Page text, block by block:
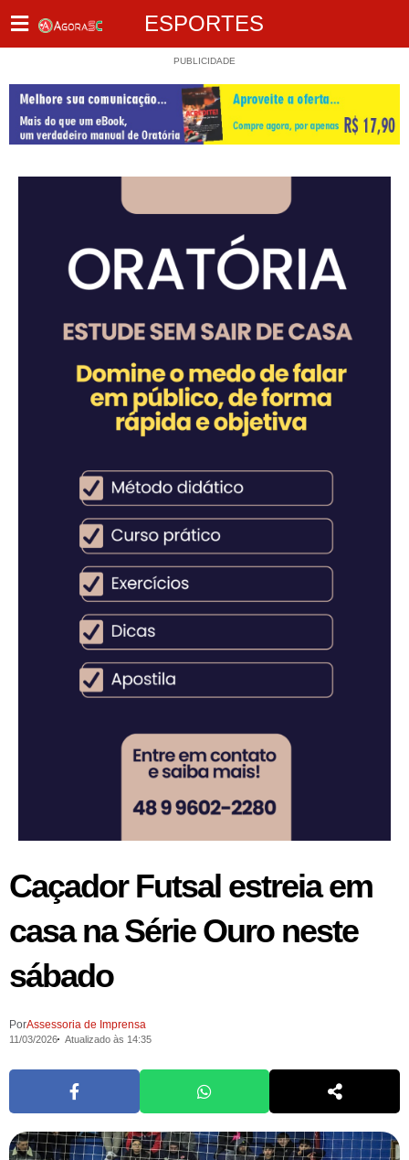
ESPORTES
PUBLICIDADE
Caçador Futsal estreia em
casa na Série Ouro neste
sábado
PorAssessoria de Imprensa
11/03/2026 Atualizado às 14:35